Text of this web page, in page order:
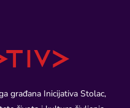
građana Inicijativa Stolac,